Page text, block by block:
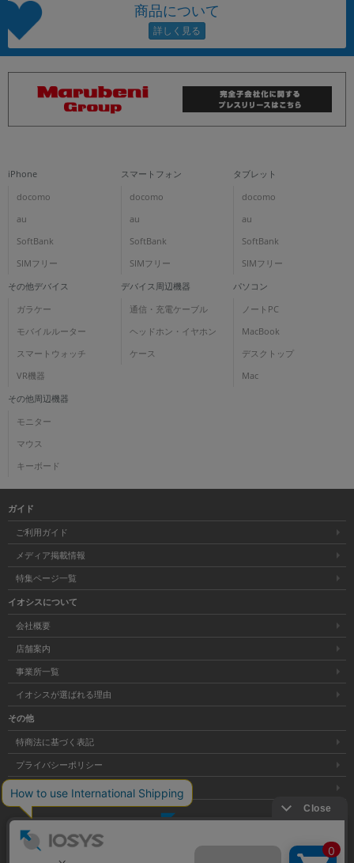
商品について
iPhone
docomo
au
SoftBank
SIMフリー
スマートフォン
docomo
au
SoftBank
SIMフリー
タブレット
docomo
au
SoftBank
SIMフリー
その他デバイス
ガラケー
モバイルルーター
スマートウォッチ
VR機器
デバイス周辺機器
通信・充電ケーブル
ヘッドホン・イヤホン
ケース
パソコン
ノートPC
MacBook
デスクトップ
Mac
その他周辺機器
モニター
マウス
キーボード
ガイド
ご利用ガイド
メディア掲載情報
特集ページ一覧
イオシスについて
会社概要
店舗案内
事業所一覧
イオシスが選ばれる理由
その他
特商法に基づく表記
プライバシーポリシー
サイトマップ